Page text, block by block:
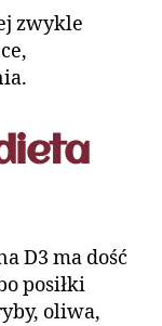
zwykle
D3 ma dość
posiłki
oliwa,